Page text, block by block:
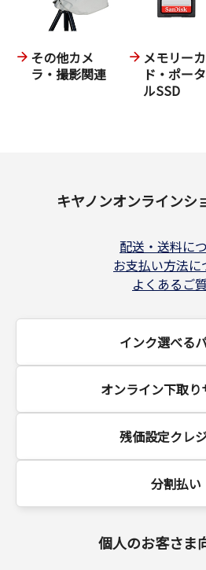
その他カメ
ラ・撮影関連
メモリー
ド・ポー
ルSSD
キヤノンオンラインシ
配送・送料に
お支払い方法に
よくあるご
インク選べる
オンライン下取り
残価設定クレ
分割払い
個人のお客さま